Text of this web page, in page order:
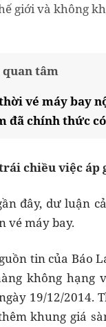
giới và không
quan tâm
vé máy bay
đã chính thức
chiều việc áp
đây, dư luận
vé máy bay.
tin của Báo
không hạng
19/12/2014.
khung giá